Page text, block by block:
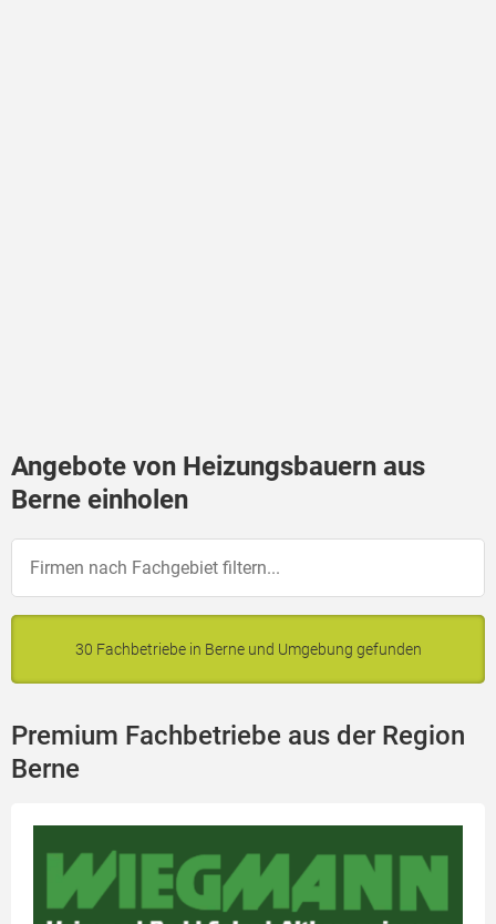
Angebote von Heizungsbauern aus
Berne einholen
30 Fachbetriebe in Berne und Umgebung gefunden
Premium Fachbetriebe aus der Region
Berne